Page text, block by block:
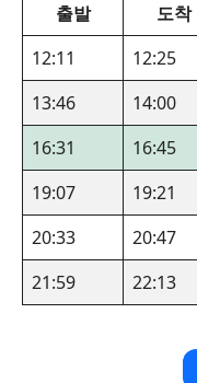
출발 도착
12:11
12:25
13:46
14:00
16:31
16:45
19:07
19:21
20:33
20:47
21:59
22:13